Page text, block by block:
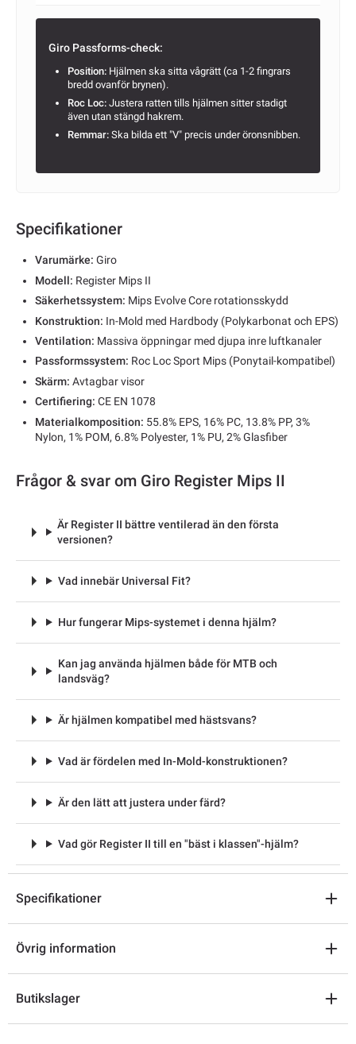
Giro Passforms-check:
Position: Hjälmen ska sitta vågrätt (ca 1-2 fingrars
bredd ovanför brynen).
Roc Loc: Justera ratten tills hjälmen sitter stadigt
även utan stängd hakrem.
Remmar: Ska bilda ett "V" precis under öronsnibben.
Specifikationer
Varumärke: Giro
Modell: Register Mips II
Säkerhetssystem: Mips Evolve Core rotationsskydd
Konstruktion: In-Mold med Hardbody (Polykarbonat och EPS)
Ventilation: Massiva öppningar med djupa inre luftkanaler
Passformssystem: Roc Loc Sport Mips (Ponytail-kompatibel)
Skärm: Avtagbar visor
Certifiering: CE EN 1078
Materialkomposition: 55.8% EPS, 16% PC, 13.8% PP, 3%
Nylon, 1% POM, 6.8% Polyester, 1% PU, 2% Glasfiber
Frågor & svar om Giro Register Mips II
Är Register II bättre ventilerad än den första
versionen?
Vad innebär Universal Fit?
Hur fungerar Mips-systemet i denna hjälm?
Kan jag använda hjälmen både för MTB och
landsväg?
Är hjälmen kompatibel med hästsvans?
Vad är fördelen med In-Mold-konstruktionen?
Är den lätt att justera under färd?
Vad gör Register II till en "bäst i klassen"-hjälm?
Specifikationer
Övrig information
Butikslager